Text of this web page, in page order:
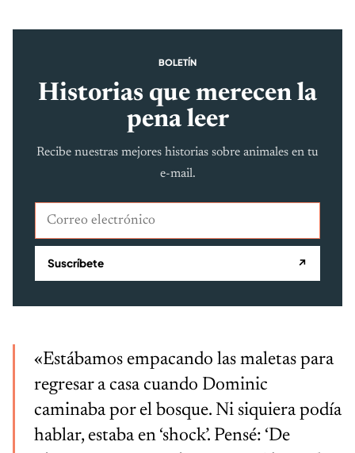
BOLETÍN
Historias que merecen la
pena leer
Recibe nuestras mejores historias sobre animales en tu
e-mail.
Correo electrónico
Suscríbete ↗
«Estábamos empacando las maletas para
regresar a casa cuando Dominic
caminaba por el bosque. Ni siquiera podía
hablar, estaba en ‘shock’. Pensé: ‘De